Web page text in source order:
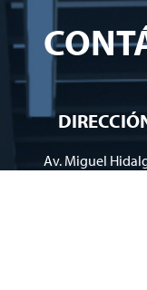
Av. Miguel